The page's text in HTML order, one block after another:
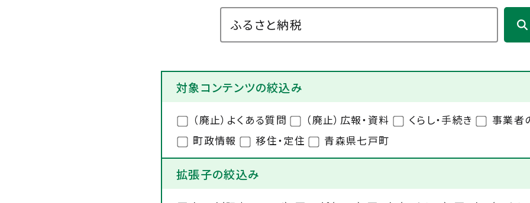
対象コンテンツの絞込み
（廃止）よくある質問 （廃止）広報・資料 くらし・手続き
事業者
町政情報
移住・定住 青森県七戸町
拡張子の絞込み